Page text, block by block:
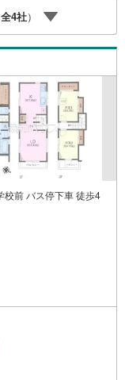
全4社）
校前 バス停下車 徒歩4